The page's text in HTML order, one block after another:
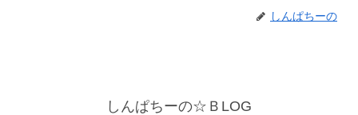
しんぱちーの
しんぱちーの☆ＢLOG